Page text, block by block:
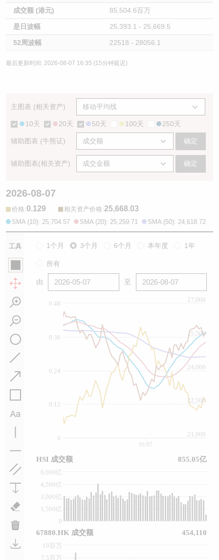
成交额 (港元) 85,504.6百万
是日波幅 25,393.1 - 25,669.5
52周波幅 22518 - 28056.1
最后更新时间: 2026-08-07 16:35 (15分钟延迟)
主图表 (相关资产)
10天 20天 50天 100天 250天
辅助图表 (牛熊证) 确定
辅助图表(相关资产) 确定
2026-08-07
价格:0.129 相关资产价格:25,668.03
SMA (10): 25,704.57 SMA (20): 25,259.71 SMA (50): 24,618.72
工具 1个月 3个月 6个月 本年度 1年
所有
由 至
0
0.12
0.24
0.36
0.48
21,000
22,500
24,000
25,500
27,000
0
1,500亿
3,000亿
4,500亿
6,000亿
7.5百万
10百万
01/07
HSI 成交额 855.05亿
67880.HK 成交额 454,110